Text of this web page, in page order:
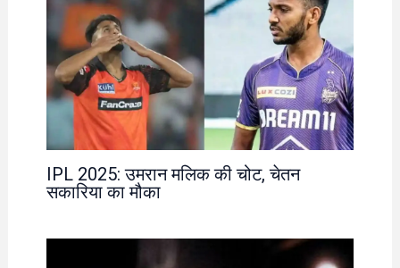
IPL 2025: उमरान मलिक की चोट, चेतन
सकारिया का मौका